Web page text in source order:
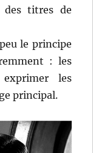
des titres de
le principe
: les
les
principal.